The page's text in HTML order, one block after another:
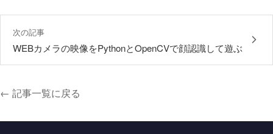
次の記事
WEBカメラの映像をPythonとOpenCVで顔認識して遊ぶ
← 記事一覧に戻る